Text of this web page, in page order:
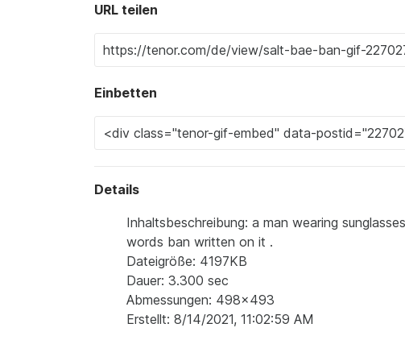
URL teilen
Einbetten
Details
Inhaltsbeschreibung: a man wearing
words ban written on it .
Dateigröße: 4197KB
Dauer: 3.300 sec
Abmessungen: 498x493
Erstellt: 8/14/2021, 11:02:59 AM